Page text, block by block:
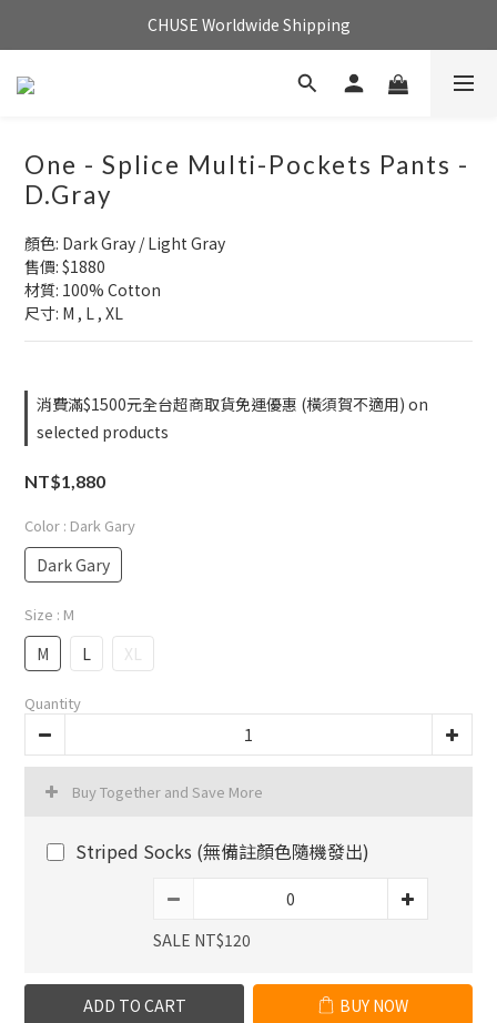
CHUSE Worldwide Shipping
One - Splice Multi-Pockets Pants -
D.Gray
顏色: Dark Gray / Light Gray
售價: $1880
材質: 100% Cotton
尺寸: M , L , XL
消費滿$1500元全台超商取貨免運優惠 (橫須賀不適用) on
selected products
NT$1,880
Color : Dark Gary
Dark Gary
Size : M
M L XL
Quantity
Buy Together and Save More
Striped Socks (無備註顏色隨機發出)
SALE NT$120
ADD TO CART BUY NOW